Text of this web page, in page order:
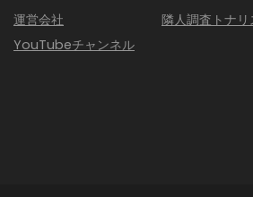
運営会社
YouTubeチャンネル
隣人調査トナリ